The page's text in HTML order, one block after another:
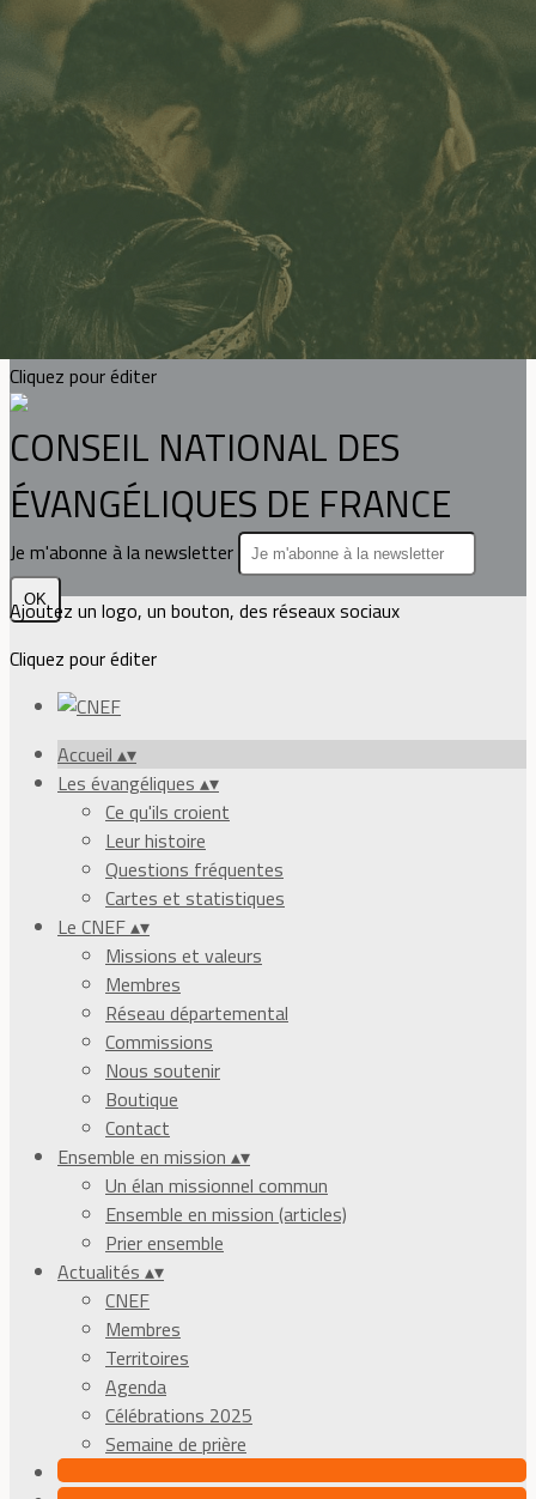
Exporter les lignes sélectionnées
Exporter toutes les colonnes
Exporter uniquement les colonnes affichées
Menu
?>
Images de la page d'accueil
Cliquez pour éditer
Texte, bouton et/ou inscription à la newsletter
Cliquez pour éditer
CONSEIL NATIONAL DES
ÉVANGÉLIQUES DE FRANCE
Je m'abonne à la newsletter
OK
Ajoutez un logo, un bouton, des réseaux sociaux
Cliquez pour éditer
Accueil ▴▾
Les évangéliques ▴▾
Ce qu'ils croient
Leur histoire
Questions fréquentes
Cartes et statistiques
Le CNEF▴▾
Missions et valeurs
Membres
Réseau départemental
Commissions
Nous soutenir
Boutique
Contact
Ensemble en mission ▴▾
Un élan missionnel commun
Ensemble en mission (articles)
Prier ensemble
Actualités ▴▾
CNEF
Membres
Territoires
Agenda
Célébrations 2025
Semaine de prière